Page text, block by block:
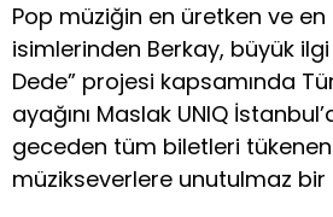
Pop müziğin en üretken ve en
isimlerinden Berkay, büyük
Dede” projesi kapsamında
ayağını Maslak UNIQ
geceden tüm biletleri
müzikseverlere unutulmaz bir